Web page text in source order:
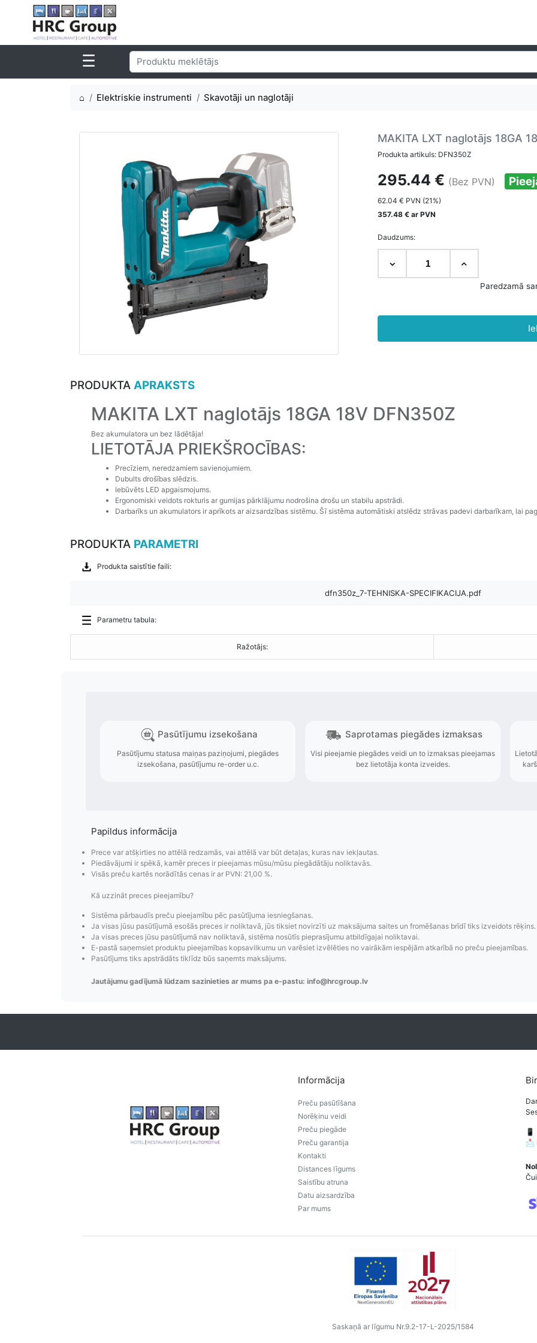
⌂ Elektriskie instrumenti Skavotāji un naglotāji
MAKITA LXT naglotājs 18GA
Produkta artikuls: DFN350Z
295.44 € (Bez PVN)
62.04 € PVN (21%)
357.48 € ar PVN
Daudzums:
PRODUKTA APRAKSTS
MAKITA LXT naglotājs 18GA 18V DFN350Z
Bez akumulatora un bez lādētāja!
LIETOTĀJA PRIEKŠROCĪBAS:
Precīziem, neredzamiem savienojumiem.
Dubults drošības slēdzis.
Iebūvēts LED apgaismojums.
Ergonomiski veidots rokturis ar gumijas pārklājumu nodrošina drošu un stabilu apstrādi.
Darbarīks un akumulators ir aprīkots ar aizsardzības sistēmu. Šī sistēma automātiski atslēdz strāvas padevi darbarīkam, lai
PRODUKTA PARAMETRI
Produkta saistītie faili:
dfn350z_7-TEHNISKA-SPECIFIKACIJA.pdf
Parametru tabula:
Ražotājs:
Pasūtījumu izsekošana
Pasūtījumu statusa maiņas paziņojumi, piegādes
izsekošana, pasūtījumu re-order u.c.
Visi pieejamie piegādes veidi un to
bez lietotāja konta
Papildus informācija
Prece var atšķirties no attēlā redzamās, vai attēlā var būt detaļas, kuras nav iekļautas.
Piedāvājumi ir spēkā, kamēr preces ir pieejamas mūsu/mūsu piegādātāju noliktavās.
Visās preču kartēs norādītās cenas ir ar PVN: 21,00 %.
Kā uzzināt preces pieejamību?
Sistēma pārbaudīs preču pieejamību pēc pasūtījuma iesniegšanas.
Ja visas jūsu pasūtījumā esošās preces ir noliktavā, jūs tiksiet novirzīti uz maksājuma saites un fromēšanas brīdī tiks izveidots rēķins.
Ja visas preces jūsu pasūtījumā nav noliktavā, sistēma nosūtīs pieprasījumu atbildīgajai noliktavai.
E-pastā saņemsiet produktu pieejamības kopsavilkumu un varēsiet izvēlēties no vairākām iespējām atkarībā no preču pieejamības.
Pasūtījums tiks apstrādāts tiklīdz būs saņemts maksājums.
Jautājumu gadījumā lūdzam sazinieties ar mums pa e-pastu: info@hrcgroup.lv
Informācija
Preču pasūtīšana
Norēķinu veidi
Preču piegāde
Preču garantija
Kontakti
Distances līgums
Saistību atruna
Datu aizsardzība
Par mums
📱
📩
Saskaņā ar līgumu Nr.9.2-17-L-2025/1584